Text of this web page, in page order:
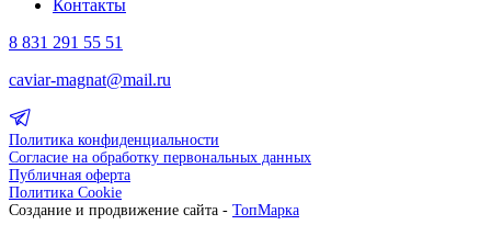
Контакты
8 831 291 55 51
caviar-magnat@mail.ru
Политика конфиденциальности
Согласие на обработку первональных данных
Публичная оферта
Политика Cookie
Создание и продвижение сайта - ТопМарка